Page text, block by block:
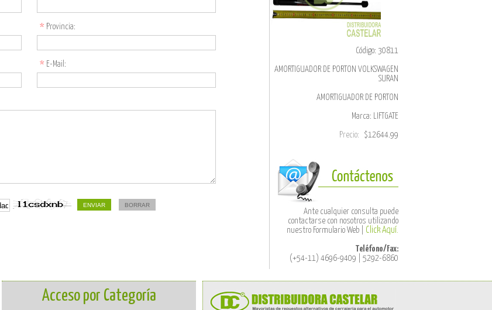
* Provincia:
* E-Mail:
Código: 30811
AMORTIGUADOR DE PORTON VOLKSWAGEN
SURAN
AMORTIGUADOR DE PORTON
Marca: LIFTGATE
Precio: $12644.99
Ante cualquier consulta puede
contactarse con nosotros utilizando
nuestro Formulario Web | Click Aquí.
Teléfono/Fax:
(+54-11) 4696-9409 | 5292-6860
Acceso por Categoría